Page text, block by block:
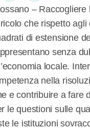
– Raccogliere
che rispetto agli
di estensione
senza
locale.
nella
e contribuire a fare
le questioni sulle
le istituzioni